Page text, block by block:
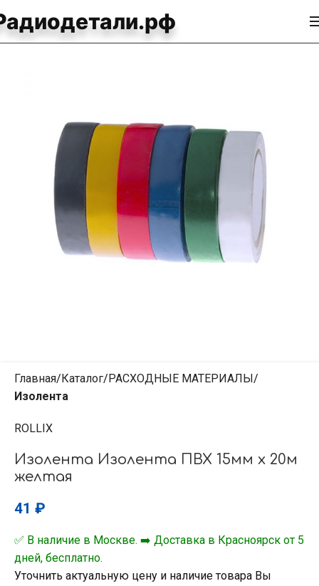
Главная Каталог РАСХОДНЫЕ МАТЕРИАЛЫ
Изолента
ROLLIX
Изолента Изолента ПВХ 15мм х 20м
желтая
41 ₽
✅ В наличие в Москве. ➡️ Доставка в Красноярск от 5
дней, бесплатно.
Уточнить актуальную цену и наличие товара Вы